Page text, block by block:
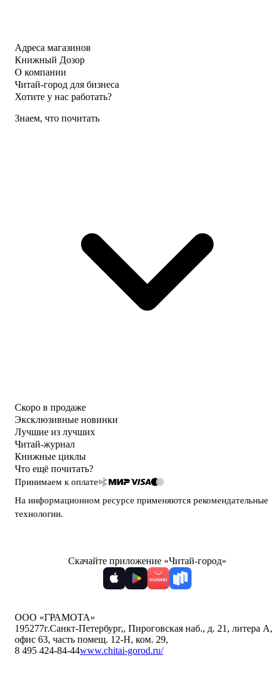
Адреса магазинов
Книжный Дозор
О компании
Читай-город для бизнеса
Хотите у нас работать?
Знаем, что почитать
Скоро в продаже
Эксклюзивные новинки
Лучшие из лучших
Читай-журнал
Книжные циклы
Что ещё почитать?
Принимаем к оплате
На информационном ресурсе применяются рекомендательные
технологии.
Скачайте приложение «Читай-город»
ООО «ГРАМОТА»
195277г.Санкт-Петербург,, Пироговская наб., д. 21, литера А,
офис 63, часть помещ. 12-Н, ком. 29,
8 495 424-84-44www.chitai-gorod.ru/